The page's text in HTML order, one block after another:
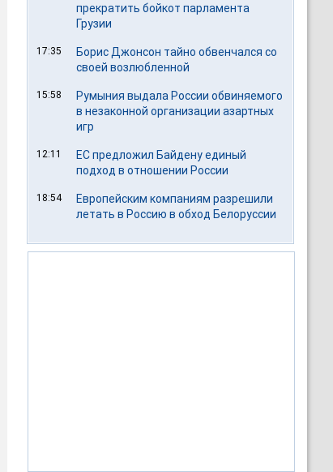
прекратить бойкот парламента
Грузии
17:35
Борис Джонсон тайно обвенчался со
своей возлюбленной
15:58
Румыния выдала России обвиняемого
в незаконной организации азартных
игр
12:11
ЕС предложил Байдену единый
подход в отношении России
18:54
Европейским компаниям разрешили
летать в Россию в обход Белоруссии